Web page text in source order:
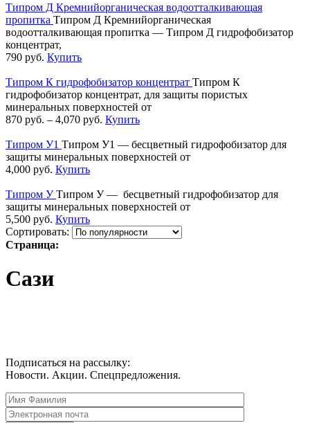
Типром Д Кремнийорганическая водоотталкивающая
пропитка Типром Д Кремнийорганическая
водоотталкивающая пропитка — Типром Д гидрофобизатор
концентрат,
790 руб. Купить
Типром К гидрофобизатор концентрат Типром К
гидрофобизатор концентрат, для защиты пористых
минеральных поверхностей от
870 руб. – 4,070 руб. Купить
Типром У1 Типром У1 — бесцветный гидрофобизатор для
защиты минеральных поверхностей от
4,000 руб. Купить
Типром УТипром У — бесцветный гидрофобизатор для
защиты минеральных поверхностей от
5,500 руб. Купить
Сортировать:
Страница:
Сази
Подписаться на рассылку:
Новости. Акции. Спецпредложения.